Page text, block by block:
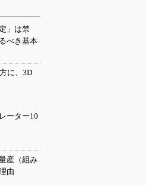
」は禁
べき基本
に、3D
ーター10
産（組み
由